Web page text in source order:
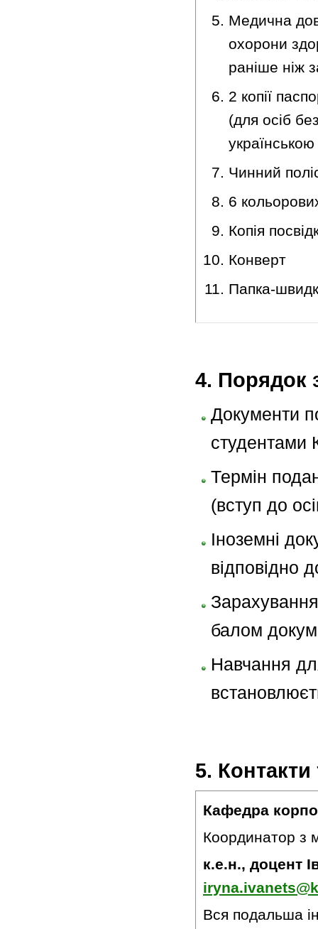
Медична
охорони
раніше ніж
2 копії
(для осіб
Чинний
6
Копія
Конверт
Папка-
4. Порядок
Документи
студентами
Термін
(вступ до
Іноземні
відповідно
балом
Навчання
5.
Кафедра
Координатор з
к.е.н., доцент
Вся подальша